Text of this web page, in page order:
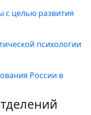
с целью развития
психологии
России в